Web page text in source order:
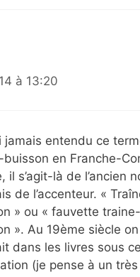
à 13:20
jamais entendu ce
en Franche-
il s’agit-là de l’ancien
de l’accenteur. «
» ou « fauvette traine-
». Au 19ème siècle
dans les livres sous
(je pense à un